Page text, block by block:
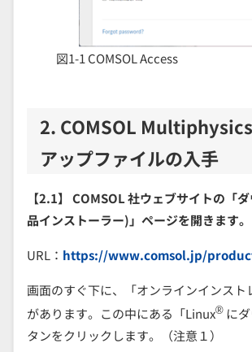
図1-1 COMSOL Access
2. COMSOL Multiphysics
アップファイルの入手
【2.1】 COMSOL 社ウェブサイトの「
品インストーラー)」ページを開きます。
URL： https://www.comsol.jp/
画面のすぐ下に、「オンラインインスト
があります。この中にある「Linux® に
タンをクリックします。（注意１）